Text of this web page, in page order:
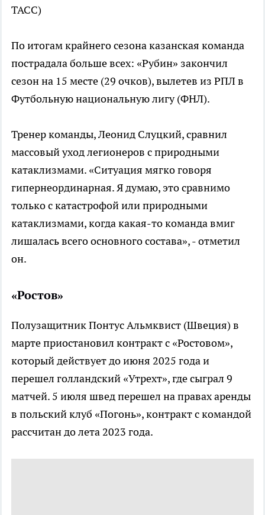
ТАСС)
По итогам крайнего сезона казанская команда
пострадала больше всех: «Рубин» закончил
сезон на 15 месте (29 очков), вылетев из РПЛ в
Футбольную национальную лигу (ФНЛ).
Тренер команды, Леонид Слуцкий, сравнил
массовый уход легионеров с природными
катаклизмами. «Ситуация мягко говоря
гипернеординарная. Я думаю, это сравнимо
только с катастрофой или природными
катаклизмами, когда какая-то команда вмиг
лишалась всего основного состава», - отметил
он.
«Ростов»
Полузащитник Понтус Альмквист (Швеция) в
марте приостановил контракт с «Ростовом»,
который действует до июня 2025 года и
перешел голландский «Утрехт», где сыграл 9
матчей. 5 июля швед перешел на правах аренды
в польский клуб «Погонь», контракт с командой
рассчитан до лета 2023 года.